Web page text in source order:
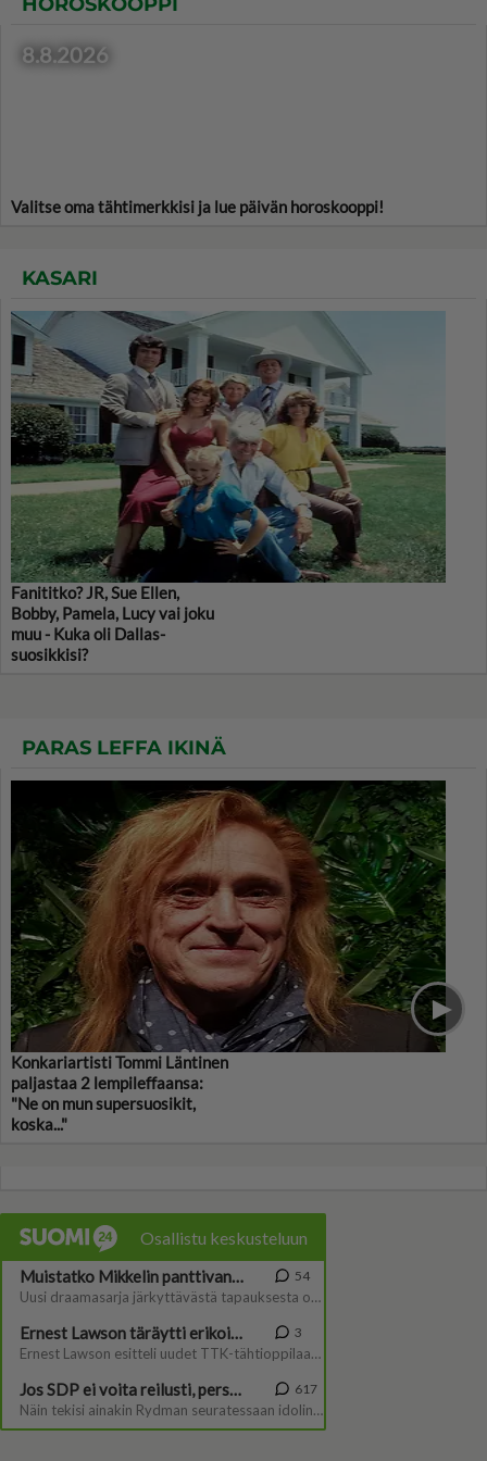
8.8.2026
Valitse oma tähtimerkkisi ja lue päivän horoskooppi!
KASARI
Fanititko? JR, Sue Ellen,
Bobby, Pamela, Lucy vai joku
muu - Kuka oli Dallas-
suosikkisi?
PARAS LEFFA IKINÄ
Konkariartisti Tommi Läntinen
paljastaa 2 lempileffaansa:
"Ne on mun supersuosikit,
koska..."